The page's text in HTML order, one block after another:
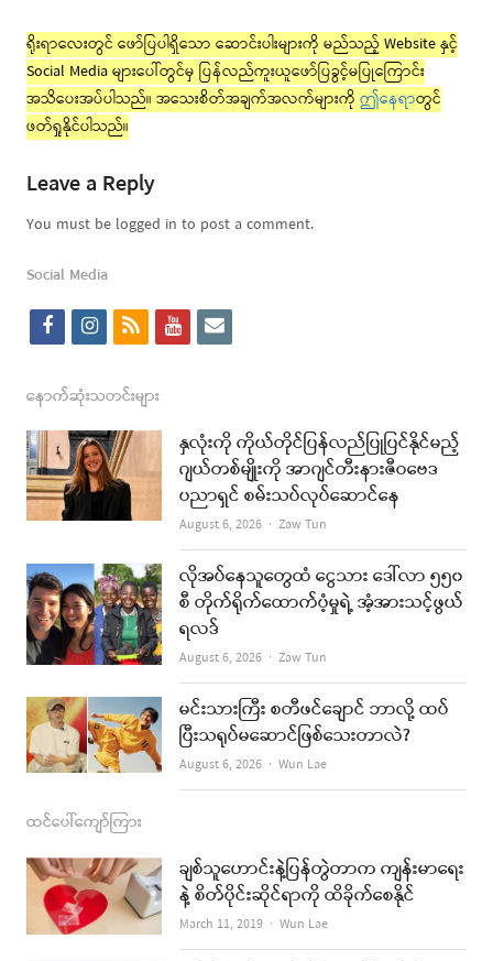
ရိုးရာလေးတွင် ဖော်ပြပါရှိသော ဆောင်းပါးများကို မည်သည့် Website နှင့်
Social Media များပေါ်တွင်မှ ပြန်လည်ကူးယူဖော်ပြခွင့်မပြုကြောင်း
အသိပေးအပ်ပါသည်။ အသေးစိတ်အချက်အလက်များကို ဤနေရာတွင်
ဖတ်ရှုနိုင်ပါသည်။
Leave a Reply
You must be logged in to post a comment.
Social Media
f
c
e
b
o
k
i
s
t
a
g
a
m
r
s
y
t
u
b
e
e
i
l
နောက်ဆုံးသတင်းများ
နှလုံးကို ကိုယ်တိုင်ပြန်လည်ပြုပြင်နိုင်မည့်
ဂျယ်တစ်မျိုးကို အာဂျင်တီးနားဇီဝဗေဒ
ပညာရှင် စမ်းသပ်လုပ်ဆောင်နေ
August 6, 2026 Author
Zaw Tun
လိုအပ်နေသူတွေထံ ငွေသား ဒေါ်လာ ၅၅၀
စီ တိုက်ရိုက်ထောက်ပံ့မှုရဲ့ အံ့အားသင့်ဖွယ်
ရလဒ်
August 6, 2026 Author
Zaw Tun
မင်းသားကြီး စတီဖင်ချောင် ဘာလို့ ထပ်
ပြီးသရုပ်မဆောင်ဖြစ်သေးတာလဲ?
August 6, 2026 Author
Wun Lae
ထင်ပေါ်ကျော်ကြား
ချစ်သူဟောင်းနဲ့ပြန်တွဲတာက ကျန်းမာရေး
နဲ့ စိတ်ပိုင်းဆိုင်ရာကို ထိခိုက်စေနိုင်
March 11, 2019 Author
Wun Lae